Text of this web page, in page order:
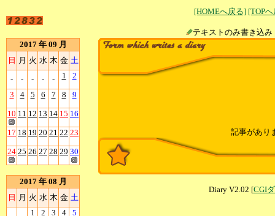
[HOMEへ戻る] [TOP
テキストのみ書
2017 年 09 月
日 月 火 水 木 金 土
- - - - - 1 2
3 4 5 6 7 8 9
10 11 12 13 14 15 16
17 18 19 20 21 22 23
24 25 26 27 28 29 30
2017 年 08 月
日 月 火 水 木 金 土
1 2 3 4 5
記事があり
Diary V2.02 [CGI